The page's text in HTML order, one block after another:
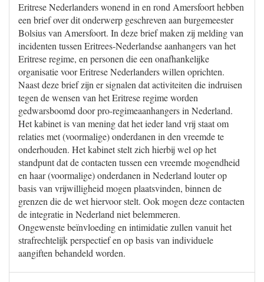
Eritrese Nederlanders wonend in en rond Amersfoort hebben
een brief over dit onderwerp geschreven aan burgemeester
Bolsius van Amersfoort. In deze brief maken zij melding van
incidenten tussen Eritrees-Nederlandse aanhangers van het
Eritrese regime, en personen die een onafhankelijke
organisatie voor Eritrese Nederlanders willen oprichten.
Naast deze brief zijn er signalen dat activiteiten die indruisen
tegen de wensen van het Eritrese regime worden
gedwarsboomd door pro-regimeaanhangers in Nederland.
Het kabinet is van mening dat het ieder land vrij staat om
relaties met (voormalige) onderdanen in den vreemde te
onderhouden. Het kabinet stelt zich hierbij wel op het
standpunt dat de contacten tussen een vreemde mogendheid
en haar (voormalige) onderdanen in Nederland louter op
basis van vrijwilligheid mogen plaatsvinden, binnen de
grenzen die de wet hiervoor stelt. Ook mogen deze contacten
de integratie in Nederland niet belemmeren.
Ongewenste beïnvloeding en intimidatie zullen vanuit het
strafrechtelijk perspectief en op basis van individuele
aangiften behandeld worden.